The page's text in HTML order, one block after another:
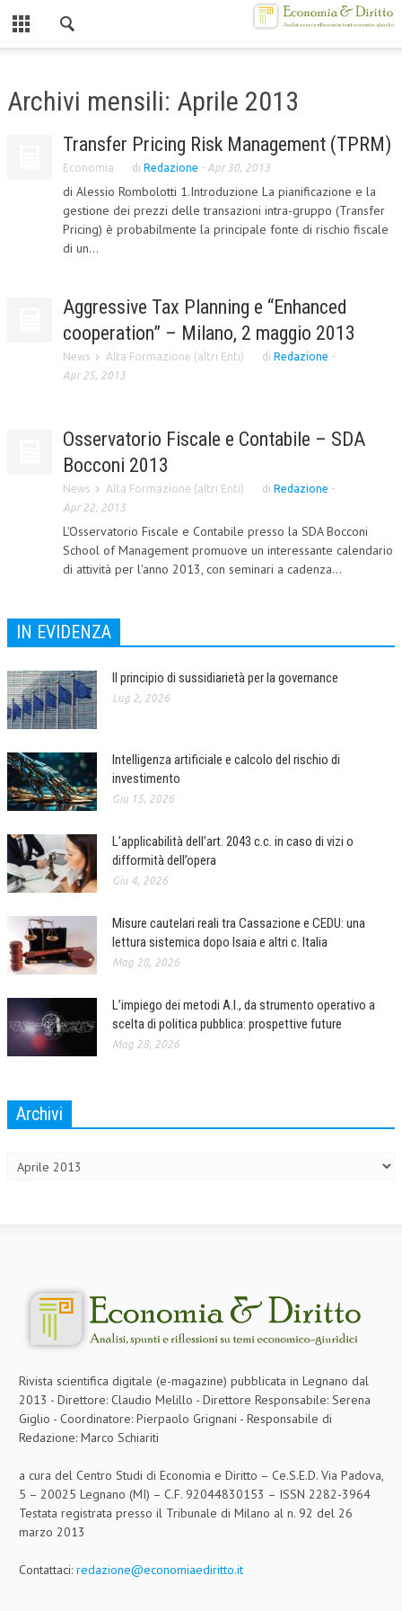
CHI SIAMO
MISSION
CONTATTI
CENTRO STUDI
OBIETTIVI
DIREZIONE SCIENTIFICA
ARCHIVIO CORSI 2015
DIVENTA SOCIO
BROCHURE CE.S.E.D.
LA RIVISTA
COMITATO SCIENTIFICO
COMITATO EDITORIALE
REDAZIONE
CODICE ETICO
AUTORI
COLLABORA CON NOI
ECONOMIA
ECONOMIA DELL’ARTE
INTERNAZIONALIZZAZIONE
HUMAN RESOURCES
RISORSE UMANE
TREASURY IN FINANCIAL SERVICES
SVILUPPO SOSTENIBILE
DIRITTO PENALE D’IMPRESA
DIRITTO DEL LAVORO
DIRITTO DELLE IMPRESE IN CRISI
CRIMINOLOGIA E CRIMINALISTICA
SICUREZZA SUL LAVORO
DIRITTO TRIBUTARIO
FISCALITÀ INTERNAZIONALE
Archivi mensili: Aprile 2013
Transfer Pricing Risk Management (TPRM)
Economia di Redazione - Apr 30, 2013
di Alessio Rombolotti 1.Introduzione La pianificazione e la
gestione dei prezzi delle transazioni intra-gruppo (Transfer
Pricing) è probabilmente la principale fonte di rischio fiscale
di un...
Aggressive Tax Planning e “Enhanced
cooperation” – Milano, 2 maggio 2013
News Alta Formazione (altri Enti) di Redazione -
Apr 25, 2013
Osservatorio Fiscale e Contabile – SDA
Bocconi 2013
News Alta Formazione (altri Enti) di Redazione -
Apr 22, 2013
L'Osservatorio Fiscale e Contabile presso la SDA Bocconi
School of Management promuove un interessante calendario
di attività per l'anno 2013, con seminari a cadenza...
IN EVIDENZA
Il principio di sussidiarietà per la governance
Lug 2, 2026
Intelligenza artificiale e calcolo del rischio di
investimento
Giu 15, 2026
L’applicabilità dell’art. 2043 c.c. in caso di vizi o
difformità dell’opera
Giu 4, 2026
Misure cautelari reali tra Cassazione e CEDU: una
lettura sistemica dopo Isaia e altri c. Italia
Mag 28, 2026
L’impiego dei metodi A.I., da strumento operativo a
scelta di politica pubblica: prospettive future
Mag 28, 2026
Archivi
Rivista scientifica digitale (e-magazine) pubblicata in Legnano dal
2013 - Direttore: Claudio Melillo - Direttore Responsabile: Serena
Giglio - Coordinatore: Pierpaolo Grignani - Responsabile di
Redazione: Marco Schiariti
a cura del Centro Studi di Economia e Diritto – Ce.S.E.D. Via Padova,
5 – 20025 Legnano (MI) – C.F. 92044830153 – ISSN 2282-3964
Testata registrata presso il Tribunale di Milano al n. 92 del 26
marzo 2013
Contattaci: redazione@economiaediritto.it